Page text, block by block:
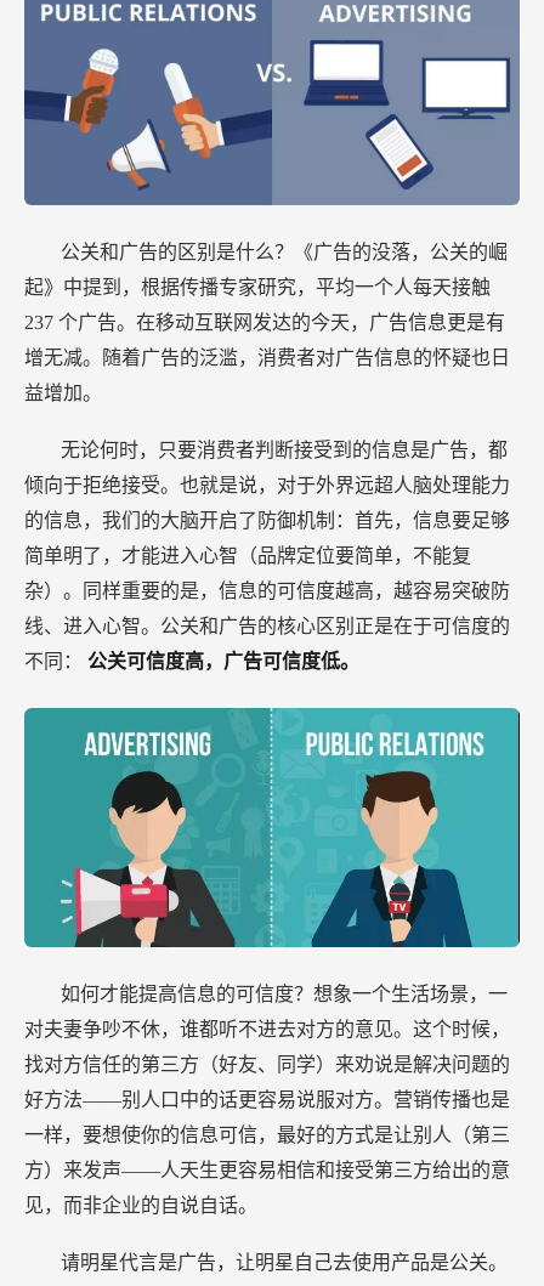
公关和广告的区别是什么？《广告的没落，公关的崛
起》中提到，根据传播专家研究，平均一个人每天接触
237 个广告。在移动互联网发达的今天，广告信息更是有
增无减。随着广告的泛滥，消费者对广告信息的怀疑也日
益增加。
无论何时，只要消费者判断接受到的信息是广告，都
倾向于拒绝接受。也就是说，对于外界远超人脑处理能力
的信息，我们的大脑开启了防御机制：首先，信息要足够
简单明了，才能进入心智（品牌定位要简单，不能复
杂）。同样重要的是，信息的可信度越高，越容易突破防
线、进入心智。公关和广告的核心区别正是在于可信度的
不同： 公关可信度高，广告可信度低。
如何才能提高信息的可信度？想象一个生活场景，一
对夫妻争吵不休，谁都听不进去对方的意见。这个时候，
找对方信任的第三方（好友、同学）来劝说是解决问题的
好方法——别人口中的话更容易说服对方。营销传播也是
一样，要想使你的信息可信，最好的方式是让别人（第三
方）来发声——人天生更容易相信和接受第三方给出的意
见，而非企业的自说自话。
请明星代言是广告，让明星自己去使用产品是公关。